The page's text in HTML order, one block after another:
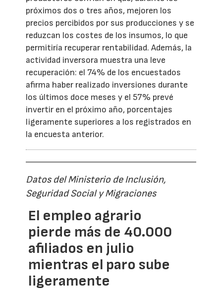
próximos dos o tres años, mejoren los
precios percibidos por sus producciones y se
reduzcan los costes de los insumos, lo que
permitiría recuperar rentabilidad. Además, la
actividad inversora muestra una leve
recuperación: el 74% de los encuestados
afirma haber realizado inversiones durante
los últimos doce meses y el 57% prevé
invertir en el próximo año, porcentajes
ligeramente superiores a los registrados en
la encuesta anterior.
Datos del Ministerio de Inclusión,
Seguridad Social y Migraciones
El empleo agrario
pierde más de 40.000
afiliados en julio
mientras el paro sube
ligeramente